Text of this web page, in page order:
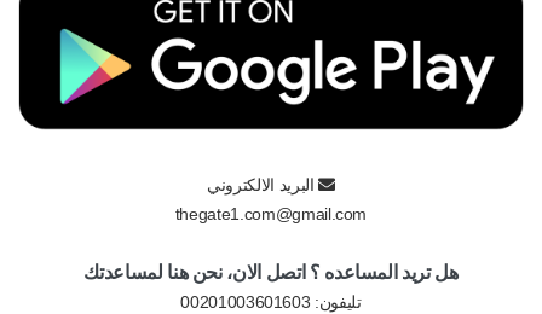
البريد الالكتروني
thegate1.com@gmail.com
هل تريد المساعده ؟ اتصل الان، نحن هنا لمساعدتك
تليفون: 00201003601603